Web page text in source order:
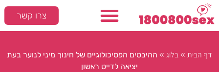
צרו קשר
דף הבית » בלוג » ההיבטים הפסיכולוגיים של חינוך מיני לנוער בעת
יציאה לדייט ראשון